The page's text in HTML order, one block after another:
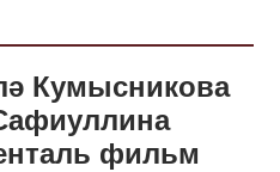
Кумысникова
фильм